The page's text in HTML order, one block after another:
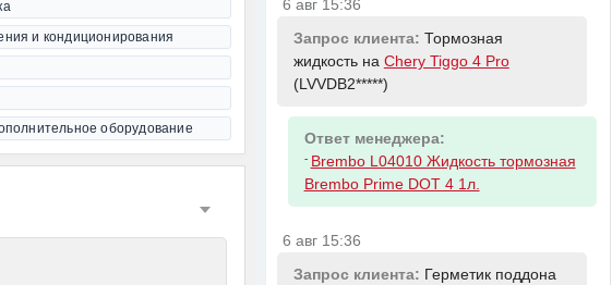
и кондиционирования
оборудование
6 авг 15:36
Запрос клиента: Тормозная
жидкость на Chery Tiggo 4 Pro
(LVVDB2*****)
Ответ менеджера:
- Brembo L04010 Жидкость тормозная
Brembo Prime DOT 4 1л.
6 авг 15:36
Запрос клиента: Герметик поддона